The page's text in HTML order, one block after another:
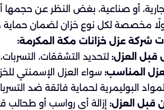
أو صناعية، بغض النظر عن حجمها
مخصصة لكل نوع خزان لضمان حماية
شركة عزل خزانات مكة المكرمة:
العزل: لتحديد التشققات،
المناسب: سواء العزل الإسمنتي
البوليمرية لحماية فائقة ضد
قبل العزل: إزالة أي رواسب أو طحالب